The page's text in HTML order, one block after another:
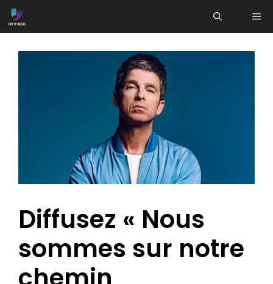
Aller
au
Diffusez « Nous
sommes sur notre